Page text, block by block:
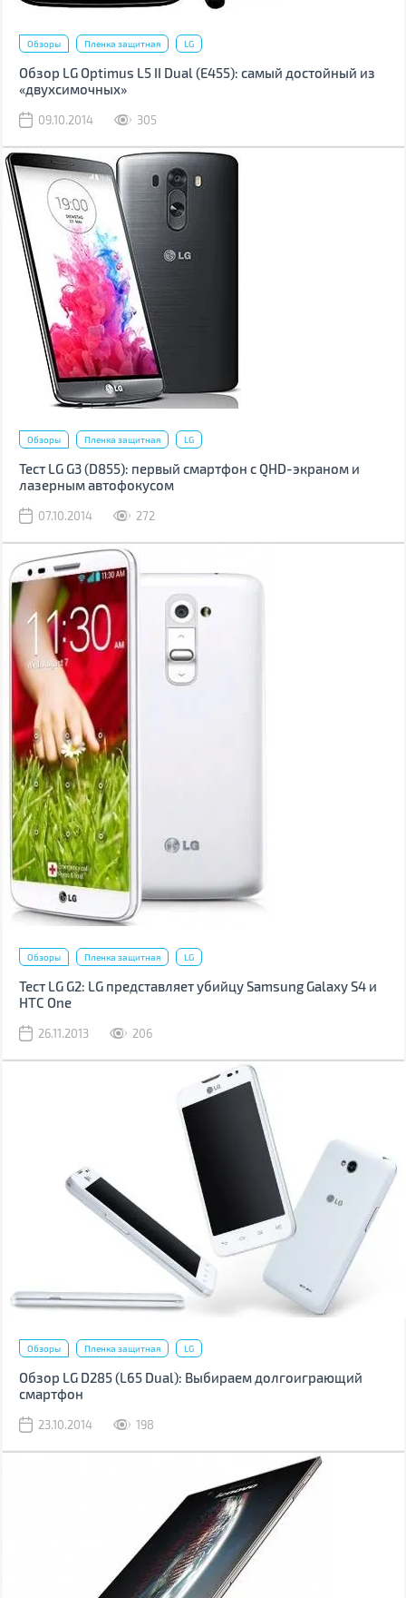
Обзоры Пленка защитная LG
Обзор LG Optimus L5 II Dual (Е455): самый достойный из
«двухсимочных»
09.10.2014 305
Обзоры Пленка защитная LG
Тест LG G3 (D855): первый смартфон с QHD-экраном и
лазерным автофокусом
07.10.2014 272
Обзоры Пленка защитная LG
Тест LG G2: LG представляет убийцу Samsung Galaxy S4 и
HTC One
26.11.2013 206
Обзоры Пленка защитная LG
Обзор LG D285 (L65 Dual): Выбираем долгоиграющий
смартфон
23.10.2014 198